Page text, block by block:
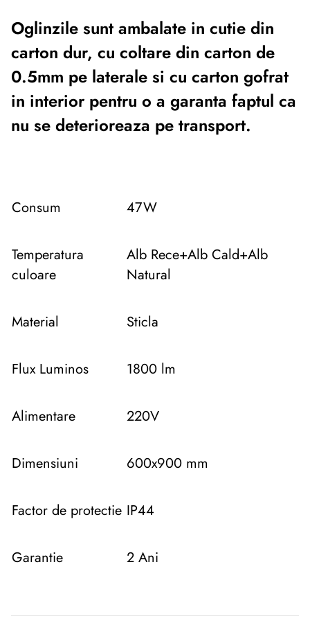
Oglinzile sunt ambalate in cutie din
carton dur, cu coltare din carton de
0.5mm pe laterale si cu carton gofrat
in interior pentru o a garanta faptul ca
nu se deterioreaza pe transport.
Consum 47W
Temperatura
culoare
Alb Rece+Alb Cald+Alb
Natural
Material Sticla
Flux Luminos 1800 lm
Alimentare 220V
Dimensiuni 600x900 mm
Factor de protectie IP44
Garantie 2 Ani